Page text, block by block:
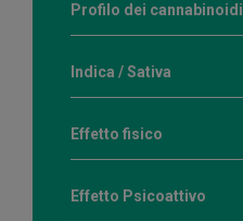
Profilo dei cannabinoidi
Indica / Sativa
Effetto fisico
Effetto Psicoattivo